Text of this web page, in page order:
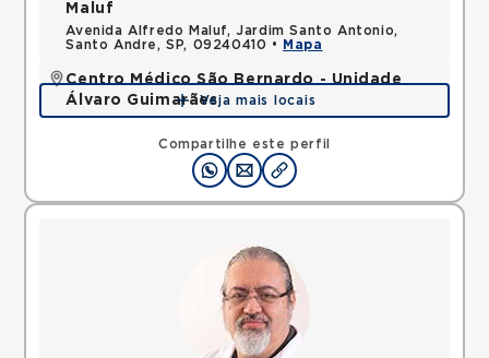
Compartilhe este perfil
Maluf
Avenida Alfredo Maluf, Jardim Santo Antonio,
Santo Andre, SP, 09240410 •
Mapa
Centro Médico São Bernardo - Unidade
Álvaro Guimarães
Avenida Alvaro Guimaraes, Assuncao, Sao Bernardo
do Campo, SP, 09810010 •
Mapa
Veja mais locais